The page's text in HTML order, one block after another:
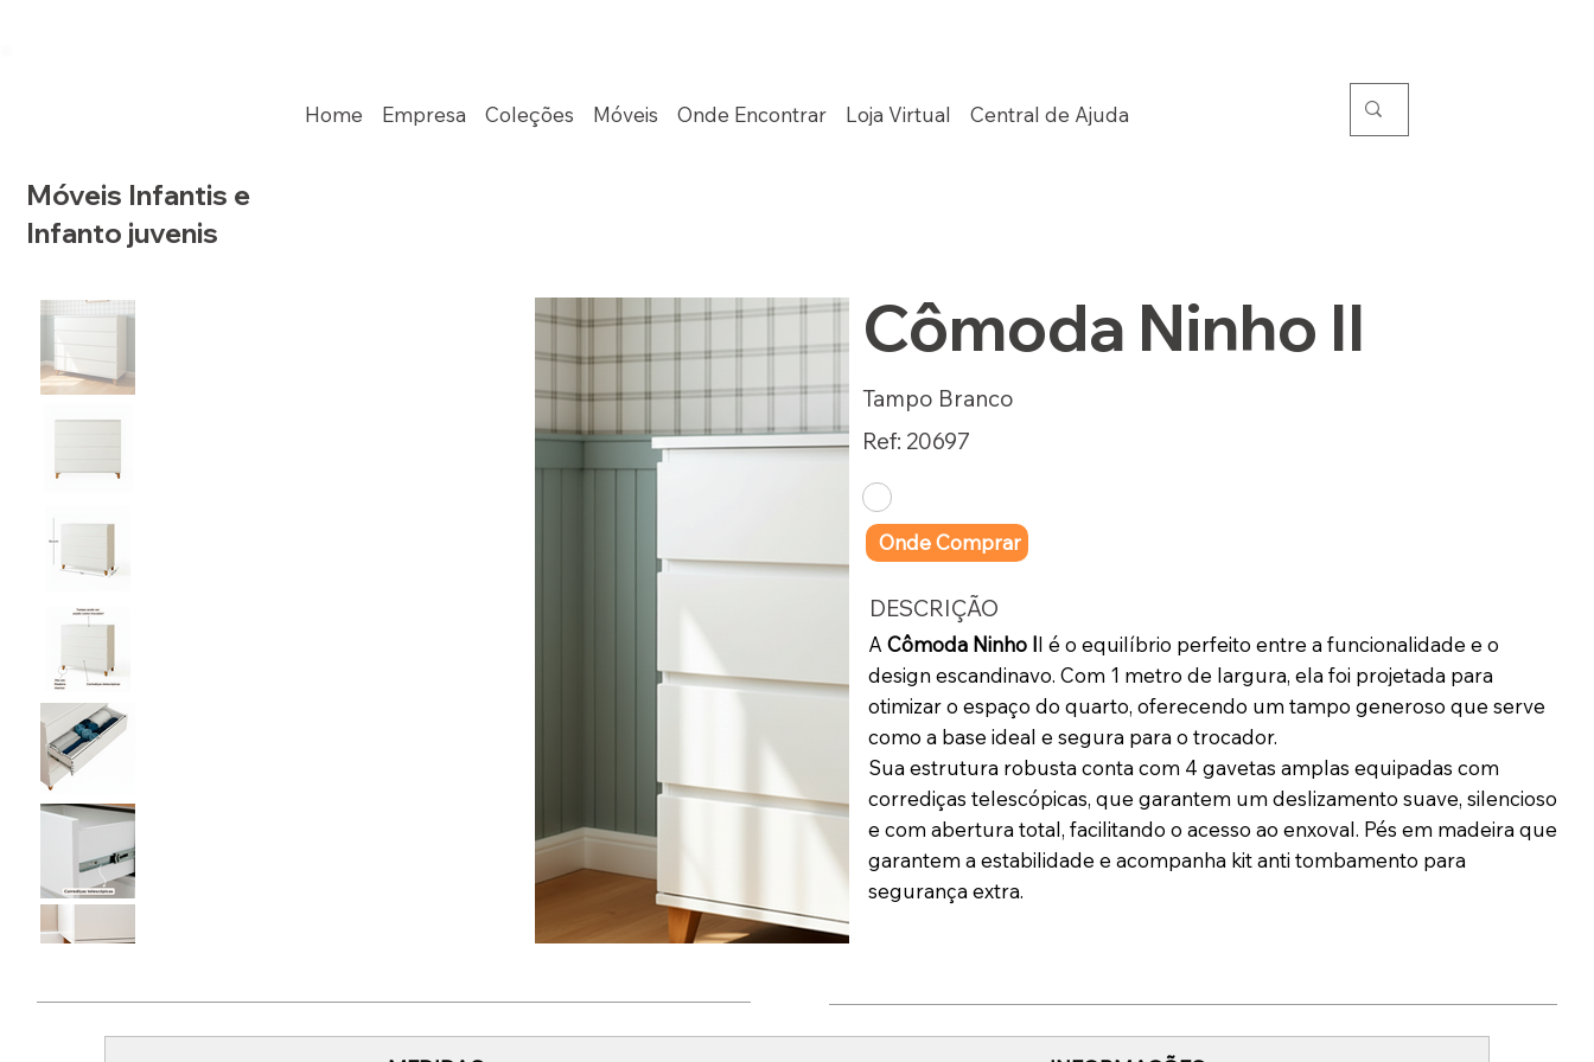
Home Empresa Coleções Móveis Onde Encontrar Loja Virtual Central de Ajuda
Móveis Infantis e
Infanto juvenis
Cômoda Ninho II
Tampo Branco
Ref: 20697
Onde Comprar
DESCRIÇÃO
ACômoda Ninho II é o equilíbrio perfeito entre a funcionalidade e o
design escandinavo. Com 1 metro de largura, ela foi projetada para
otimizar o espaço do quarto, oferecendo um tampo generoso que serve
como a base ideal e segura para o trocador.
Sua estrutura robusta conta com 4 gavetas amplas equipadas com
corrediças telescópicas, que garantem um deslizamento suave, silencioso
e com abertura total, facilitando o acesso ao enxoval. Pés em madeira que
garantem a estabilidade e acompanha kit anti tombamento para
segurança extra.